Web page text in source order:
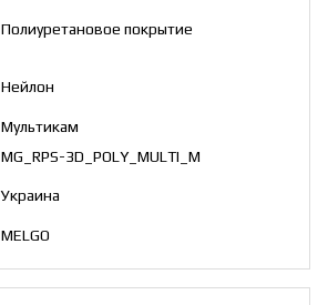
Полиуретановое покрытие
Нейлон
Мультикам
MG_RPS-3D_POLY_MULTI_M
Украина
MELGO